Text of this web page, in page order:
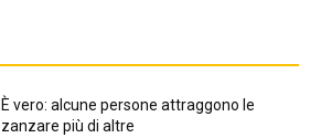
È vero: alcune persone attraggono le
zanzare più di altre